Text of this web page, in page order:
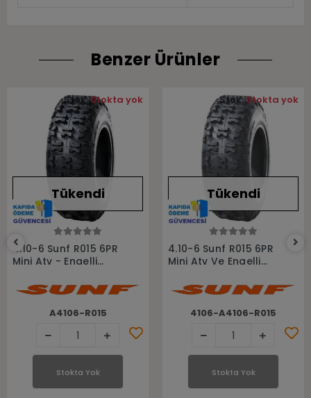
Benzer Ürünler
Stokta Yok
Tükendi
4.10-6 Sunf R015 6PR
Mini Atv - Engelli
A4106-R015
Stok:Stokta yok
Stokta Yok
Stokta Yok
Tükendi
4.10-6 Sunf R015 6PR
Mini Atv Ve Engelli
4106-A4106-R015
Stok:Stokta yok
Stokta Yok